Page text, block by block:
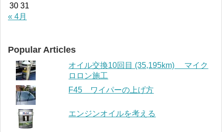
30 31
« 4月
Popular Articles
オイル交換10回目 (35,195km) マイク
ロロン施工
F45 ワイパーの上げ方
エンジンオイルを考える